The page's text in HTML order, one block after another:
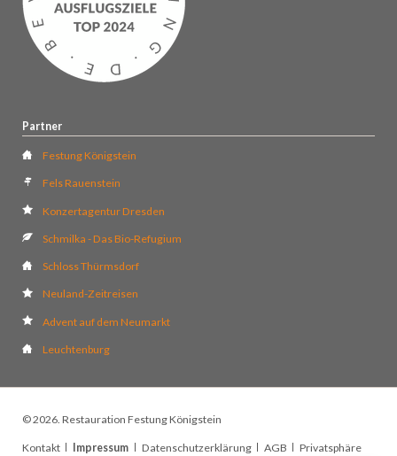
Partner
Festung Königstein
Fels Rauenstein
Konzertagentur Dresden
Schmilka - Das Bio-Refugium
Schloss Thürmsdorf
Neuland-Zeitreisen
Advent auf dem Neumarkt
Leuchtenburg
© 2026. Restauration Festung Königstein
Navigation
Kontakt Impressum Datenschutzerklärung AGB Privatsphäre